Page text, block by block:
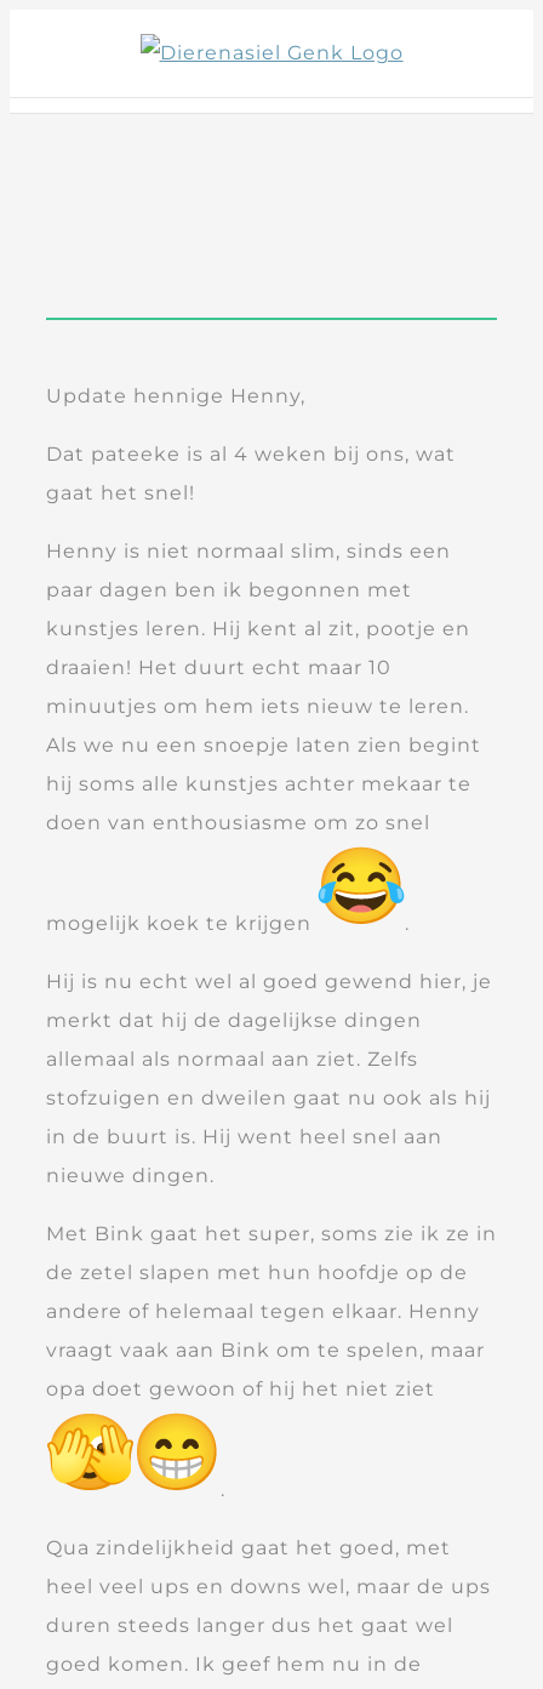
content
Update hennige Henny,
Dat pateeke is al 4 weken bij ons, wat
gaat het snel!
Henny is niet normaal slim, sinds een
paar dagen ben ik begonnen met
kunstjes leren. Hij kent al zit, pootje en
draaien! Het duurt echt maar 10
minuutjes om hem iets nieuw te leren.
Als we nu een snoepje laten zien begint
hij soms alle kunstjes achter mekaar te
doen van enthousiasme om zo snel
mogelijk koek te krijgen .
Hij is nu echt wel al goed gewend hier, je
merkt dat hij de dagelijkse dingen
allemaal als normaal aan ziet. Zelfs
stofzuigen en dweilen gaat nu ook als hij
in de buurt is. Hij went heel snel aan
nieuwe dingen.
Met Bink gaat het super, soms zie ik ze in
de zetel slapen met hun hoofdje op de
andere of helemaal tegen elkaar. Henny
vraagt vaak aan Bink om te spelen, maar
opa doet gewoon of hij het niet ziet
.
Qua zindelijkheid gaat het goed, met
heel veel ups en downs wel, maar de ups
duren steeds langer dus het gaat wel
goed komen. Ik geef hem nu in de